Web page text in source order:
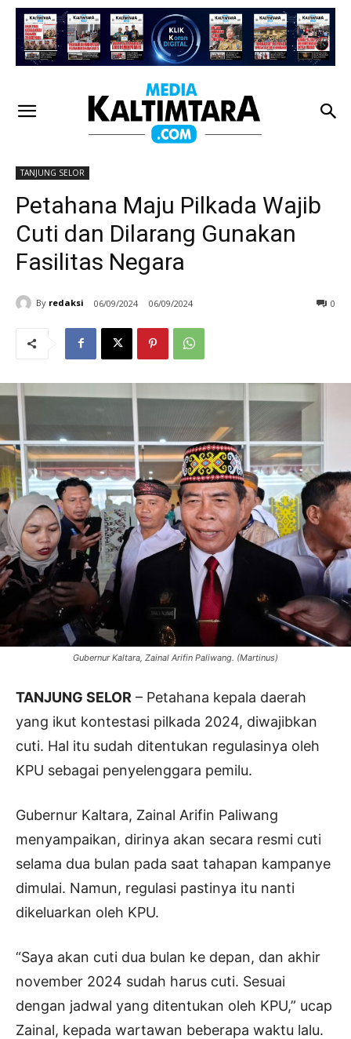
TANJUNG SELOR
Petahana Maju Pilkada Wajib
Cuti dan Dilarang Gunakan
Fasilitas Negara
By redaksi 06/09/2024 06/09/2024 0
Gubernur Kaltara, Zainal Arifin Paliwang. (Martinus)
TANJUNG SELOR – Petahana kepala daerah
yang ikut kontestasi pilkada 2024, diwajibkan
cuti. Hal itu sudah ditentukan regulasinya oleh
KPU sebagai penyelenggara pemilu.
Gubernur Kaltara, Zainal Arifin Paliwang
menyampaikan, dirinya akan secara resmi cuti
selama dua bulan pada saat tahapan kampanye
dimulai. Namun, regulasi pastinya itu nanti
dikeluarkan oleh KPU.
“Saya akan cuti dua bulan ke depan, dan akhir
november 2024 sudah harus cuti. Sesuai
dengan jadwal yang ditentukan oleh KPU,” ucap
Zainal, kepada wartawan beberapa waktu lalu.